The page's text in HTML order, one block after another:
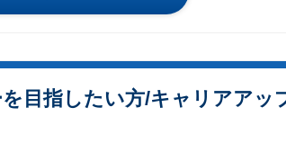
目指したい方/キャリアアッ